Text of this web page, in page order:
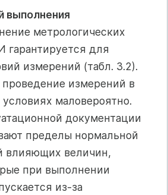
выполнения
метрологических
гарантируется для
измерений (табл. 3.2).
измерений в
маловероятно.
документации
пределы нормальной
влияющих величин,
при выполнении
из-за